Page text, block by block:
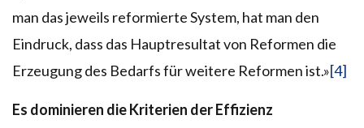
man das jeweils reformierte System, hat man den
Eindruck, dass das Hauptresultat von Reformen die
Erzeugung des Bedarfs für weitere Reformen ist.»[4]
Es dominieren die Kriterien der Effizienz